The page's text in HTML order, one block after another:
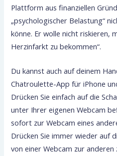
Plattform aus finanziellen
„psychologischer Belastung“
könne. Er wolle nicht riskieren,
Herzinfarkt zu bekommen“.
Du kannst auch auf deinem
Chatroulette-App für iPhone
Drücken Sie einfach auf die
unter Ihrer eigenen Webcam
sofort zur Webcam eines
Drücken Sie immer wieder auf
von einer Webcam zur anderen